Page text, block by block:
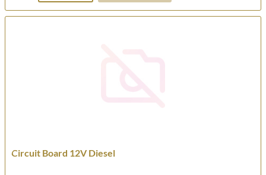
Circuit Board 12V Diesel